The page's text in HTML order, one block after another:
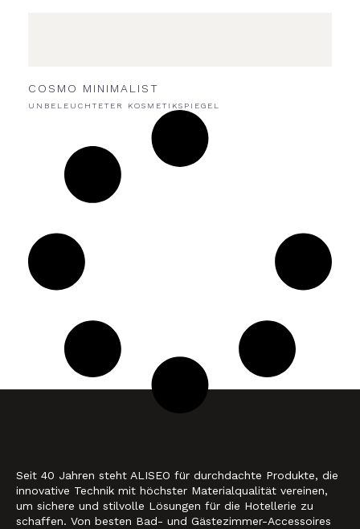
COSMO MINIMALIST
UNBELEUCHTETER KOSMETIKSPIEGEL
Seit 40 Jahren steht ALISEO für durchdachte Produkte, die
innovative Technik mit höchster Materialqualität vereinen,
um sichere und stilvolle Lösungen für die Hotellerie zu
schaffen. Von besten Bad- und Gästezimmer-Accessoires